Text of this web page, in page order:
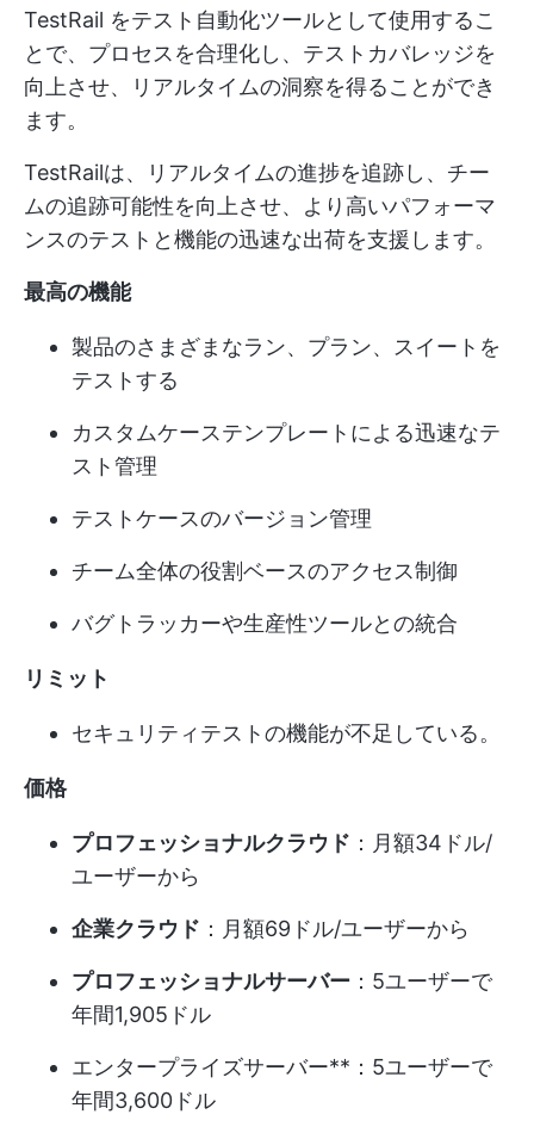
TestRail をテスト自動化ツールとして使用するこ
とで、プロセスを合理化し、テストカバレッジを
向上させ、リアルタイムの洞察を得ることができ
ます。
TestRailは、リアルタイムの進捗を追跡し、チー
ムの追跡可能性を向上させ、より高いパフォーマ
ンスのテストと機能の迅速な出荷を支援します。
最高の機能
製品のさまざまなラン、プラン、スイートを
テストする
カスタムケーステンプレートによる迅速なテ
スト管理
テストケースのバージョン管理
チーム全体の役割ベースのアクセス制御
バグトラッカーや生産性ツールとの統合
リミット
セキュリティテストの機能が不足している。
価格
プロフェッショナルクラウド ：月額34ドル/
ユーザーから
企業クラウド ：月額69ドル/ユーザーから
プロフェッショナルサーバー ：5ユーザーで
年間1,905ドル
エンタープライズサーバー**：5ユーザーで
年間3,600ドル